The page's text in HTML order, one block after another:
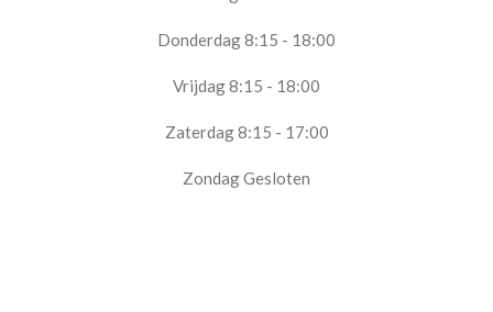
Donderdag 8:15 - 18:00
Vrijdag 8:15 - 18:00
Zaterdag 8:15 - 17:00
Zondag Gesloten